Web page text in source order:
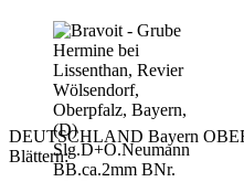
DEUTSCHLAND Bayern
Blättern: